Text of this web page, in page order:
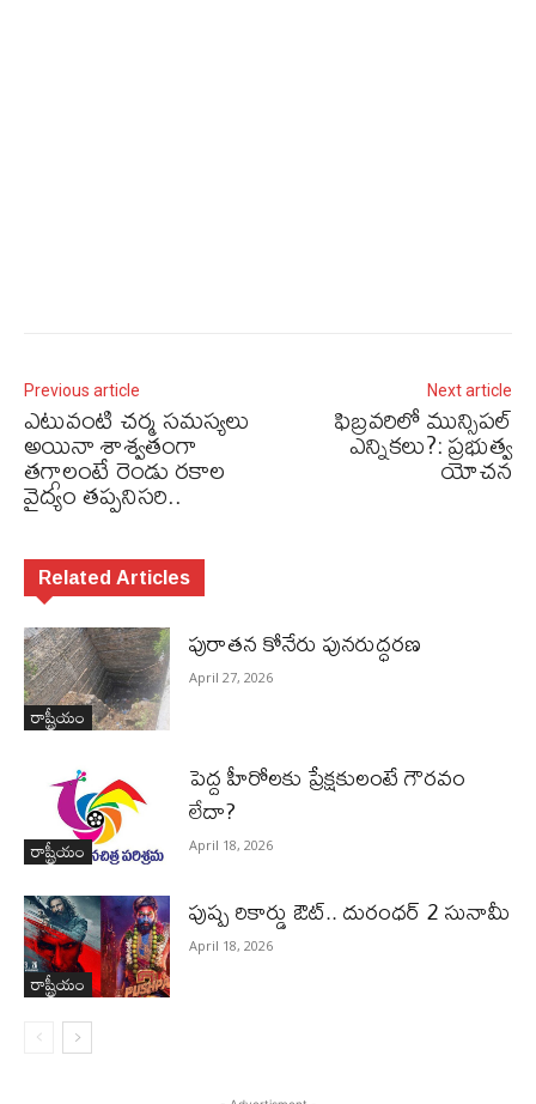
Previous article
ఎటువంటి చర్మ సమస్యలు
అయినా శాశ్వతంగా
తగ్గాలంటే రెండు రకాల
వైద్యం తప్పనిసరి..
Next article
ఫిబ్రవరిలో మున్సిపల్
ఎన్నికలు?: ప్రభుత్వ
యోచన
Related Articles
రాష్ట్రీయం
పురాత‌న కోనేరు పున‌రుద్ధ‌ర‌ణ
April 27, 2026
రాష్ట్రీయం
పెద్ద హీరోల‌కు ప్రేక్ష‌కులంటే గౌర‌వం
లేదా?
April 18, 2026
రాష్ట్రీయం
పుష్ప రికార్డు ఔట్‌.. దురంధ‌ర్ 2 సునామీ
April 18, 2026